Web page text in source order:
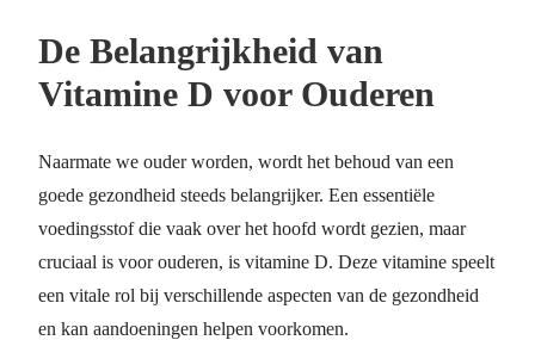
De Belangrijkheid van
Vitamine D voor Ouderen
Naarmate we ouder worden, wordt het behoud van een
goede gezondheid steeds belangrijker. Een essentiële
voedingsstof die vaak over het hoofd wordt gezien, maar
cruciaal is voor ouderen, is vitamine D. Deze vitamine speelt
een vitale rol bij verschillende aspecten van de gezondheid
en kan aandoeningen helpen voorkomen.